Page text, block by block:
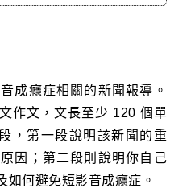
癮症相關的新聞報導。
作文，文長至少 120 個單
，第一段說明該新聞的重
因；第二段則說明你自己
如何避免短影音成癮症。